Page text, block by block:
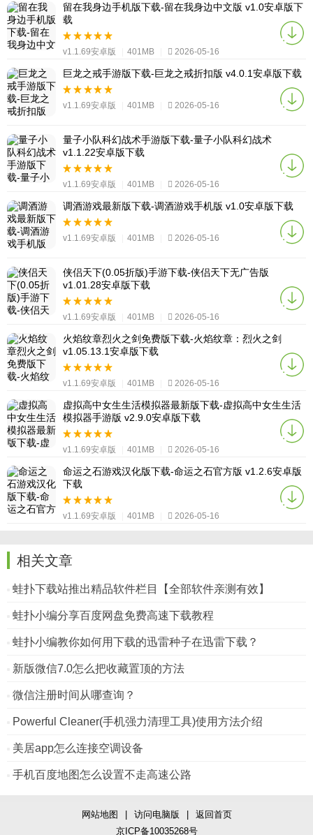
留在我身边手机版下载-留在我身边中文版 v1.0安卓版下
载
v1.1.69安卓版 401MB 2026-05-16
巨龙之戒手游版下载-巨龙之戒折扣版 v4.0.1安卓版下载
v1.1.69安卓版 401MB 2026-05-16
量子小队科幻战术手游版下载-量子小队科幻战术
v1.1.22安卓版下载
v1.1.69安卓版 401MB 2026-05-16
调酒游戏最新版下载-调酒游戏手机版 v1.0安卓版下载
v1.1.69安卓版 401MB 2026-05-16
侠侣天下(0.05折版)手游下载-侠侣天下无广告版
v1.01.28安卓版下载
v1.1.69安卓版 401MB 2026-05-16
火焰纹章烈火之剑免费版下载-火焰纹章：烈火之剑
v1.05.13.1安卓版下载
v1.1.69安卓版 401MB 2026-05-16
虚拟高中女生生活模拟器最新版下载-虚拟高中女生生活
模拟器手游版 v2.9.0安卓版下载
v1.1.69安卓版 401MB 2026-05-16
命运之石游戏汉化版下载-命运之石官方版 v1.2.6安卓版
下载
v1.1.69安卓版 401MB 2026-05-16
相关文章
蛙扑下载站推出精品软件栏目【全部软件亲测有效】
蛙扑小编分享百度网盘免费高速下载教程
蛙扑小编教你如何用下载的迅雷种子在迅雷下载？
新版微信7.0怎么把收藏置顶的方法
微信注册时间从哪查询？
Powerful Cleaner(手机强力清理工具)使用方法介绍
美居app怎么连接空调设备
手机百度地图怎么设置不走高速公路
网站地图 | 访问电脑版 |
返回首页
京ICP备10035268号